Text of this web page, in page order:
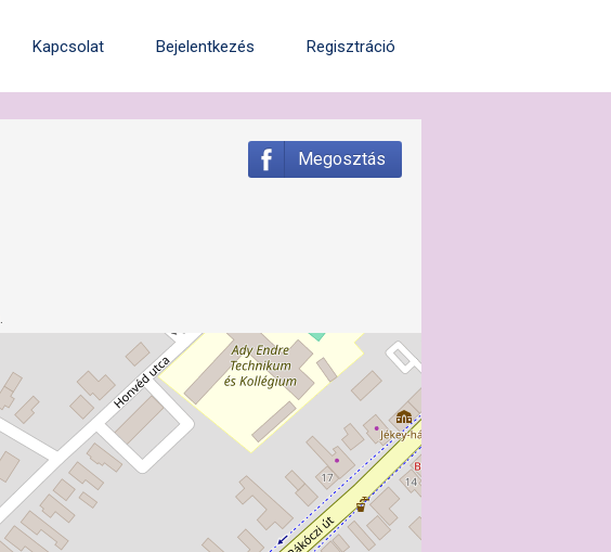
Kapcsolat Bejelentkezés Regisztráció
Megosztás